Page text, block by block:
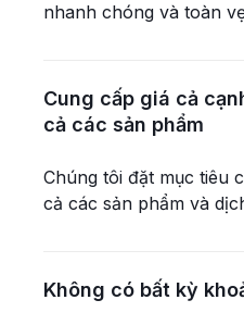
nhanh chóng và toàn
Cung cấp giá cả
cả các sản phẩm
Chúng tôi đặt mục tiêu
cả các sản phẩm và
Không có bất kỳ